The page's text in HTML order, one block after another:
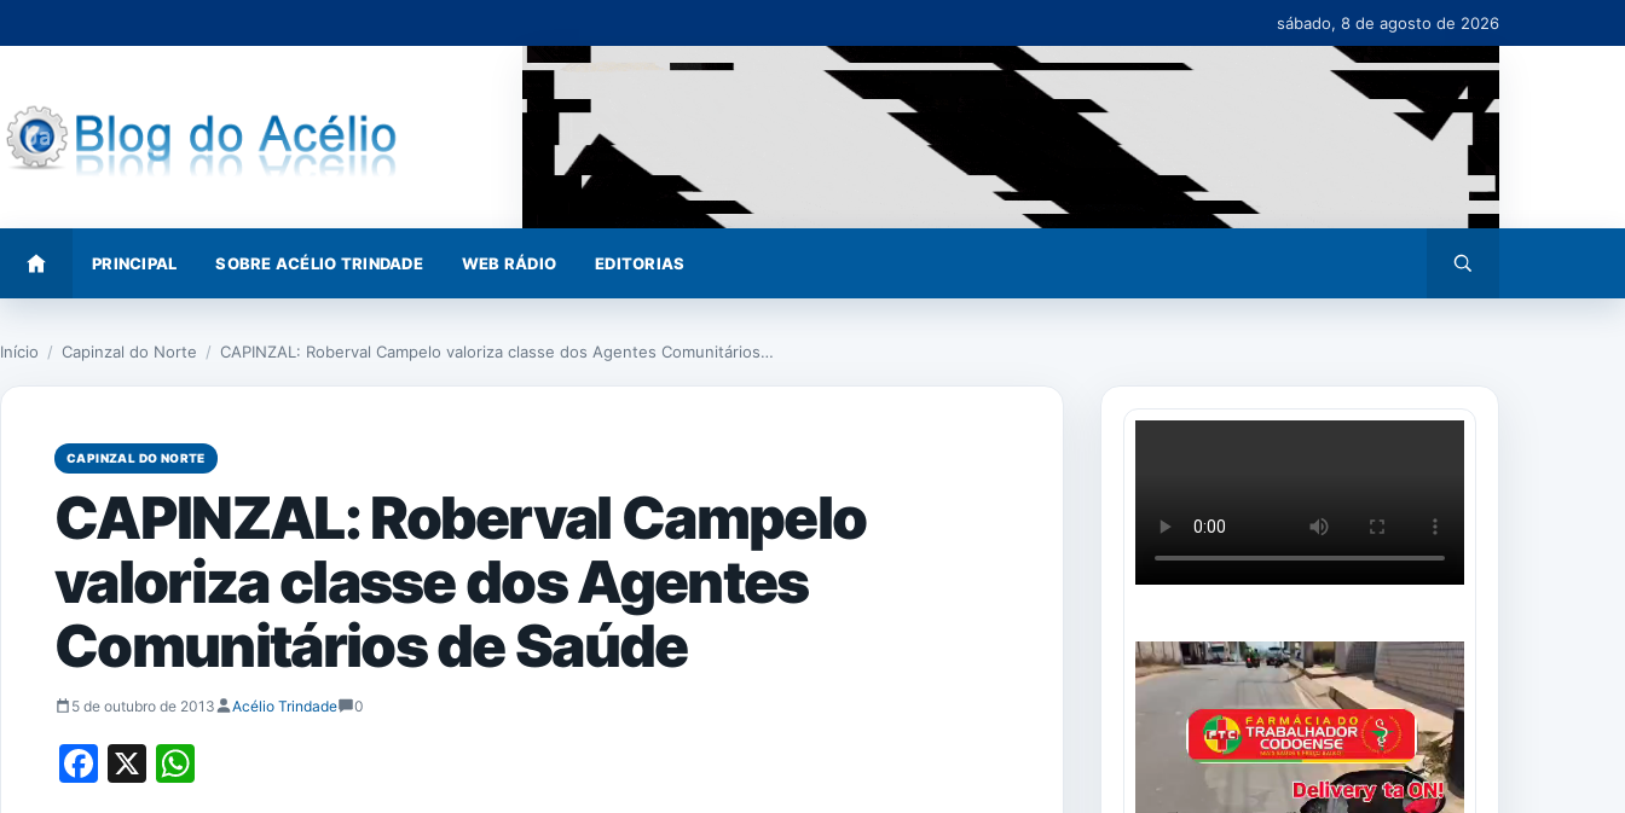
para
conteúdo
sábado, 8 de agosto de 2026
PRINCIPAL SOBRE ACÉLIO TRINDADE WEB RÁDIO EDITORIAS
busca
Início / Capinzal do Norte / CAPINZAL: Roberval Campelo valoriza classe dos Agentes Comunitários…
CAPINZAL DO NORTE
CAPINZAL: Roberval Campelo
valoriza classe dos Agentes
Comunitários de Saúde
5 de outubro de 2013 Acélio Trindade 0
Facebook
X